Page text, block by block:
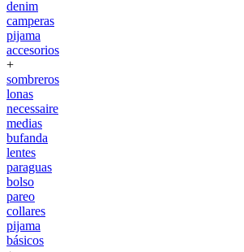
denim
camperas
pijama
accesorios
+
sombreros
lonas
necessaire
medias
bufanda
lentes
paraguas
bolso
pareo
collares
pijama
básicos